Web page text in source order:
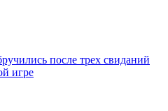
после трех свиданий
игре